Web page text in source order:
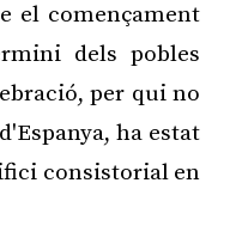
el començament
dels pobles
per qui no
ha estat
consistorial en